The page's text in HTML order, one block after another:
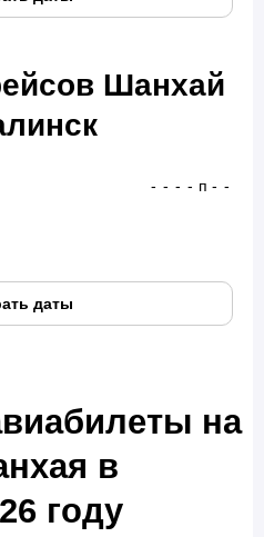
Шанхай
- - - - п - -
даты
на
в
году